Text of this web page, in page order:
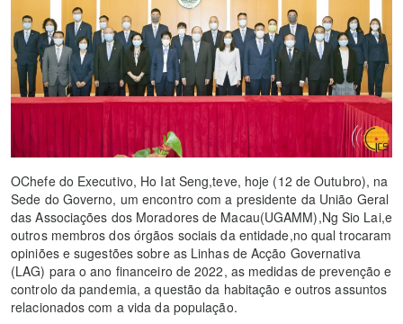
OChefe do Executivo, Ho Iat Seng,teve, hoje (12 de Outubro), na
Sede do Governo, um encontro com a presidente da União Geral
das Associações dos Moradores de Macau(UGAMM),Ng Sio Lai,e
outros membros dos órgãos sociais da entidade,no qual trocaram
opiniões e sugestões sobre as Linhas de Acção Governativa
(LAG) para o ano financeiro de 2022, as medidas de prevenção e
controlo da pandemia, a questão da habitação e outros assuntos
relacionados com a vida da população.